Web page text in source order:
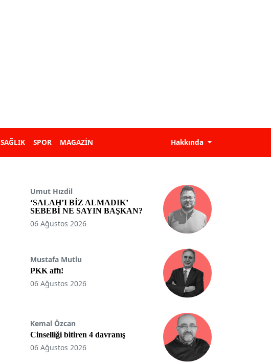
SAĞLIK SPOR MAGAZİN Hakkında
Umut Hızdil
‘SALAH’I BİZ ALMADIK’
SEBEBİ NE SAYIN BAŞKAN?
06 Ağustos 2026
Mustafa Mutlu
PKK affı!
06 Ağustos 2026
Kemal Özcan
Cinselliği bitiren 4 davranış
06 Ağustos 2026